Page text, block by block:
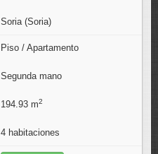
Soria (Soria)
Piso / Apartamento
Segunda mano
194.93 m2
4 habitaciones